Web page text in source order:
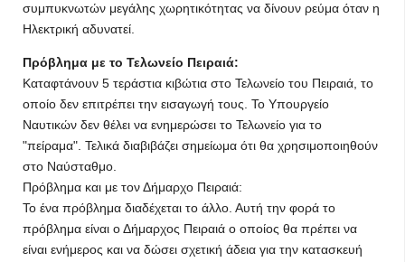
συμπυκνωτών μεγάλης χωρητικότητας να δίνουν ρεύμα όταν η
Ηλεκτρική αδυνατεί.
Πρόβλημα με το Τελωνείο Πειραιά:
Καταφτάνουν 5 τεράστια κιβώτια στο Τελωνείο του Πειραιά, το
οποίο δεν επιτρέπει την εισαγωγή τους. Το Υπουργείο
Ναυτικών δεν θέλει να ενημερώσει το Τελωνείο για το
"πείραμα". Τελικά διαβιβάζει σημείωμα ότι θα χρησιμοποιηθούν
στο Ναύσταθμο.
Πρόβλημα και με τον Δήμαρχο Πειραιά:
Το ένα πρόβλημα διαδέχεται το άλλο. Αυτή την φορά το
πρόβλημα είναι ο Δήμαρχος Πειραιά ο οποίος θα πρέπει να
είναι ενήμερος και να δώσει σχετική άδεια για την κατασκευή